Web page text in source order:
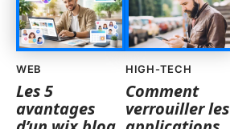
WEB
Les 5
avantages
HIGH-TECH
Comment
verrouiller les